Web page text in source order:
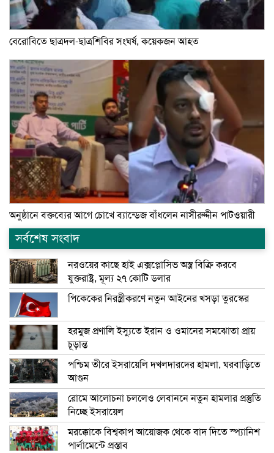
বেরোবিতে ছাত্রদল-ছাত্রশিবির সংঘর্ষ, কয়েকজন আহত
অনুষ্ঠানে বক্তব্যের আগে চোখে ব্যান্ডেজ বাঁধলেন নাসীরুদ্দীন পাটওয়ারী
সর্বশেষ সংবাদ
নরওয়ের কাছে হাই এক্সপ্লোসিভ অস্ত্র বিক্রি করবে
যুক্তরাষ্ট্র, মূল্য ২৭ কোটি ডলার
পিকেকের নিরস্ত্রীকরণে নতুন আইনের খসড়া তুরস্কের
হরমুজ প্রণালি ইস্যুতে ইরান ও ওমানের সমঝোতা প্রায়
চূড়ান্ত
পশ্চিম তীরে ইসরায়েলি দখলদারদের হামলা, ঘরবাড়িতে
আগুন
রোমে আলোচনা চললেও লেবাননে নতুন হামলার প্রস্তুতি
নিচ্ছে ইসরায়েল
মরক্কোকে বিশ্বকাপ আয়োজক থেকে বাদ দিতে স্প্যানিশ
পার্লামেন্টে প্রস্তাব